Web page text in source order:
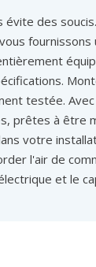
évite des
fournissons
testée.
prêtes à être
votre
l'air de
et le